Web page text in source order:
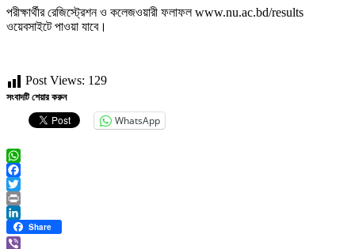
পরীক্ষার্থীর রেজিস্ট্রেশন ও কলেজওয়ারী ফলাফল www.nu.ac.bd/results
ওয়েবসাইটে পাওয়া যাবে।
Post Views: 129
সংবাদটি শেয়ার করুন
WhatsApp
WhatsApp
Facebook
Twitter
Print
LinkedIn
Share